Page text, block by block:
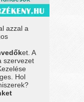
azzal a
et. A
szervezet
Hol